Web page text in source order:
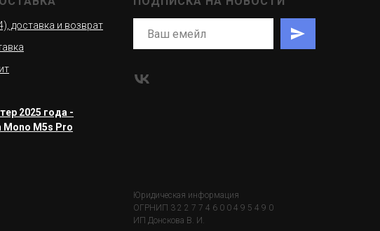
доставка и возврат
2025 года -
Mono M5s Pro
Юридическая информация
ОГРНИП 3 2 2 7 7 4 6 0 0 4 9 5 4 9 0
ИП Донскова В. И.